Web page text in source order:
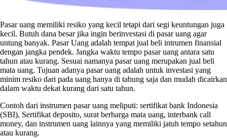
Pasar uang memiliki resiko yang kecil tetapi dari segi keuntungan juga
kecil. Butuh dana besar jika ingin berinvestasi di pasar uang agar
untung banyak. Pasar Uang adalah tempat jual beli intrumen finansial
dengan jangka pendek. Jangka waktu tempo pasar uang antara satu
tahun atau kurang. Sesuai namanya pasar uang merupakan jual beli
mata uang. Tujuan adanya pasar uang adalah untuk investasi yang
minim resiko dari pada uang hanya di tabung saja dan mudah dicairkan
dalam waktu dekat kurang dari satu tahun.
Contoh dari instrumen pasar uang meliputi: sertifikat bank Indonesia
(SBI), Sertifikat deposito, surat berharga mata uang, interbank call
money, dan instrumen uang lainnya yang memiliki jatuh tempo setahun
atau kurang.